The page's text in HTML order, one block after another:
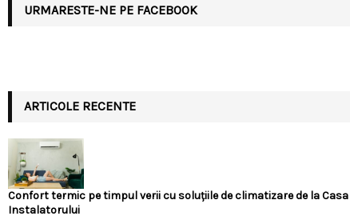
URMARESTE-NE PE FACEBOOK
ARTICOLE RECENTE
Confort termic pe timpul verii cu soluțiile de climatizare de la Casa
Instalatorului